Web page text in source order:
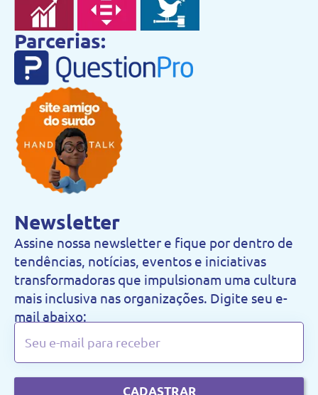
Parcerias:
Newsletter
Assine nossa newsletter e fique por dentro de
tendências, notícias, eventos e iniciativas
transformadoras que impulsionam uma cultura
mais inclusiva nas organizações. Digite seu e-
mail abaixo:
CADASTRAR